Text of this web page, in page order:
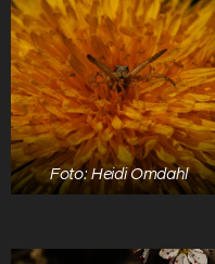
Foto: Heidi Omdahl